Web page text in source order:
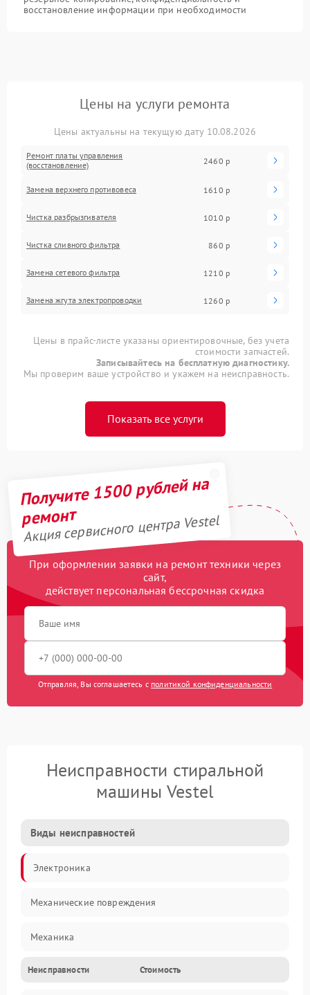
восстановление информации при необходимости
Цены на услуги ремонта
Цены актуальны на текущую дату 10.08.2026
Ремонт платы управления
(восстановление)
2460 р
Замена верхнего противовеса 1610 р
Чистка разбрызгивателя 1010 р
Чистка сливного фильтра 860 р
Замена сетевого фильтра 1210 р
Замена жгута электропроводки 1260 р
Цены в прайс-листе указаны ориентировочные, без учета
стоимости запчастей.
Записывайтесь на бесплатную диагностику.
Мы проверим ваше устройство и укажем на неисправность.
Показать все услуги
Получите 1500 рублей на
ремонт
Акция сервисного центра Vestel
При оформлении заявки на ремонт техники через
сайт,
действует персональная бессрочная скидка
Отправляя, Вы соглашаетесь с политикой конфиденциальности
Неисправности стиральной
машины Vestel
Виды неисправностей
Электроника
Механические повреждения
Механика
Электропитание
Неисправности Стоимость